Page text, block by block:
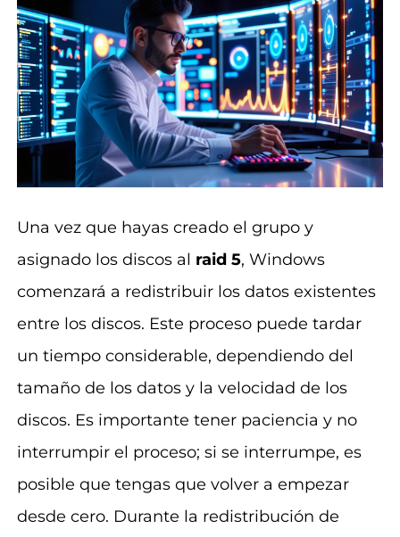
Una vez que hayas creado el grupo y
asignado los discos al raid 5, Windows
comenzará a redistribuir los datos existentes
entre los discos. Este proceso puede tardar
un tiempo considerable, dependiendo del
tamaño de los datos y la velocidad de los
discos. Es importante tener paciencia y no
interrumpir el proceso; si se interrumpe, es
posible que tengas que volver a empezar
desde cero. Durante la redistribución de